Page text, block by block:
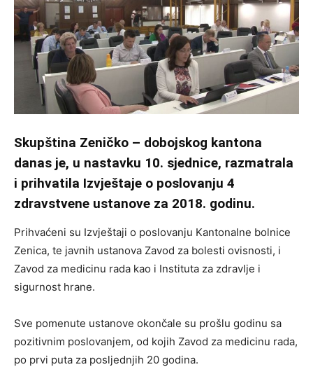
Skupština Zeničko – dobojskog kantona
danas je, u nastavku 10. sjednice, razmatrala
i prihvatila Izvještaje o poslovanju 4
zdravstvene ustanove za 2018. godinu.
Prihvaćeni su Izvještaji o poslovanju Kantonalne bolnice
Zenica, te javnih ustanova Zavod za bolesti ovisnosti, i
Zavod za medicinu rada kao i Instituta za zdravlje i
sigurnost hrane.
Sve pomenute ustanove okončale su prošlu godinu sa
pozitivnim poslovanjem, od kojih Zavod za medicinu rada,
po prvi puta za posljednjih 20 godina.